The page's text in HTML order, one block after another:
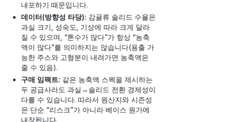
내포하기 때문입니다.
데이터(방향성 타당): 감귤류 솔리드 수율은
과실 크기, 성숙도, 기상에 따라 크게 달라
질 수 있으며, “톤수가 많다”가 항상 “농축
액이 많다”를 의미하지는 않습니다(용출 가
능한 주스와 고형분이 내려가면 농축액은
줄 수 있음).
구매 임팩트: 같은 농축액 스펙을 제시하는
두 공급사라도 과실→솔리드 전환 경제성이
다를 수 있습니다. 따라서 원산지와 시즌성
은 단순 “리스크”가 아니라 베이스 원가에
내장됩니다.